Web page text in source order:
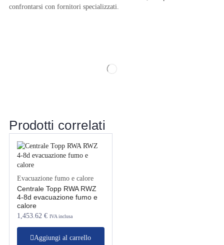
confrontarsi con fornitori specializzati.
Prodotti correlati
Evacuazione fumo e calore
Centrale Topp RWA RWZ
4-8d evacuazione fumo e
calore
1,453.62€ IVA inclusa
Aggiungi al carrello